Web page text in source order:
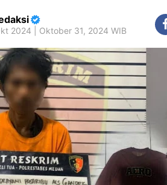
2024 | Oktober 31, 2024 WIB